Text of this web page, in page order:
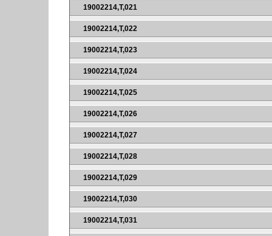
19002214,T,021
19002214,T,022
19002214,T,023
19002214,T,024
19002214,T,025
19002214,T,026
19002214,T,027
19002214,T,028
19002214,T,029
19002214,T,030
19002214,T,031